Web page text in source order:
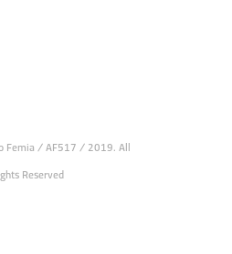
Femia / AF517 / 2019. All
Reserved